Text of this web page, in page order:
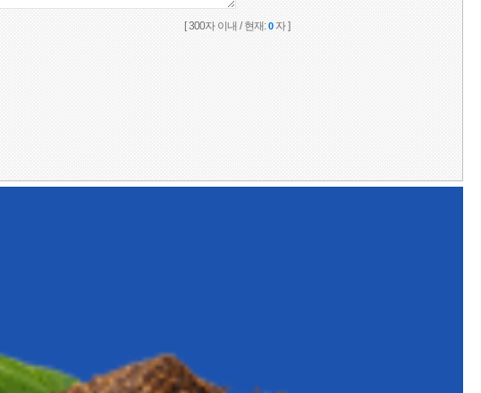
[ 300자 이내 / 현재:0자 ]